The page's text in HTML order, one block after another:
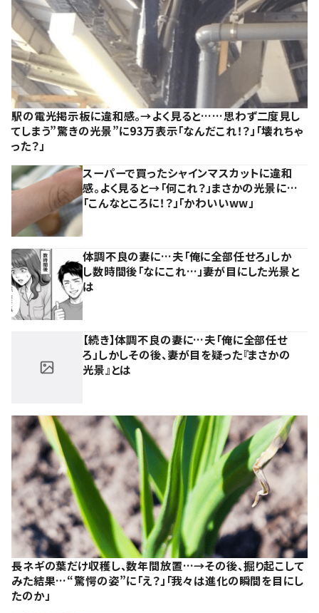
駅の電光掲示板に違和感。→よく見ると……思わず二度見し
てしまう”驚きの光景”に93万表示「なんだこれ！？」「壊れちゃ
った？」
スーパーで買ったシャインマスカットに違和
感。よく見ると→「何これ？」まさかの光景に…
「こんなところに！？」「かわいいww」
体調不良の妻に…夫「俺に全部任せろ」しか
し数時間後「なにこれ…」妻が目にした光景と
は
【続き】体調不良の妻に…夫「俺に全部任せ
ろ」しかしその後、妻が目を疑った『まさかの
光景』とは
長ネギの葉だけ収穫し、数年間放置…→その後、掘り起こして
みた結果…“驚愕の姿”に「え？」「我々は進化の瞬間を目にし
たのか」